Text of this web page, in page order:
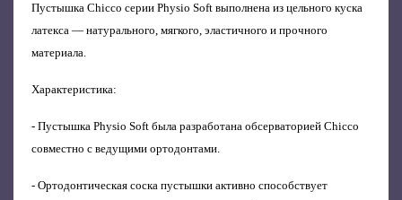
Пустышка Chicco серии Physio Soft выполнена из цельного куска
латекса — натурального, мягкого, эластичного и прочного
материала.
Характеристика:
- Пустышка Physio Soft была разработана обсерваторией Chicco
совместно с ведущими ортодонтами.
- Ортодонтическая соска пустышки активно способствует